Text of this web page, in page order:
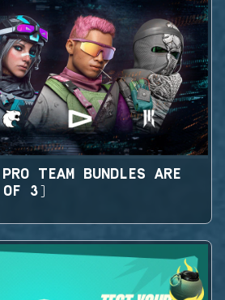
TEAM BUNDLES ARE
3)